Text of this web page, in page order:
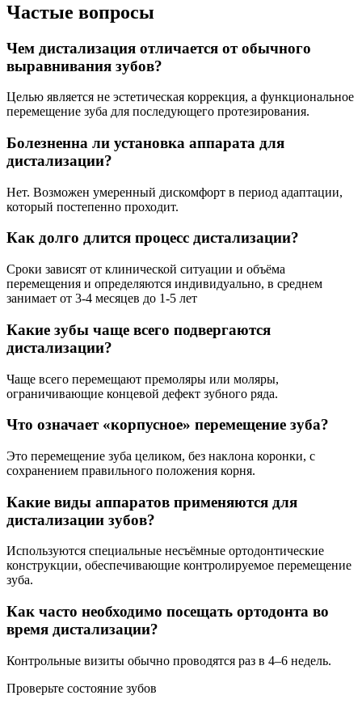
Частые вопросы
Чем дистализация отличается от обычного
выравнивания зубов?
Целью является не эстетическая коррекция, а функциональное
перемещение зуба для последующего протезирования.
Болезненна ли установка аппарата для
дистализации?
Нет. Возможен умеренный дискомфорт в период адаптации,
который постепенно проходит.
Как долго длится процесс дистализации?
Сроки зависят от клинической ситуации и объёма
перемещения и определяются индивидуально, в среднем
занимает от 3-4 месяцев до 1-5 лет
Какие зубы чаще всего подвергаются
дистализации?
Чаще всего перемещают премоляры или моляры,
ограничивающие концевой дефект зубного ряда.
Что означает «корпусное» перемещение зуба?
Это перемещение зуба целиком, без наклона коронки, с
сохранением правильного положения корня.
Какие виды аппаратов применяются для
дистализации зубов?
Используются специальные несъёмные ортодонтические
конструкции, обеспечивающие контролируемое перемещение
зуба.
Как часто необходимо посещать ортодонта во
время дистализации?
Контрольные визиты обычно проводятся раз в 4–6 недель.
Проверьте состояние зубов